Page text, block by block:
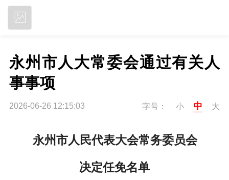
永州市人大常委会通过有关人
事事项
2026-06-26 12:15:03 字号： 小 中 大
永州市人民代表大会常务委员会
决定任免名单